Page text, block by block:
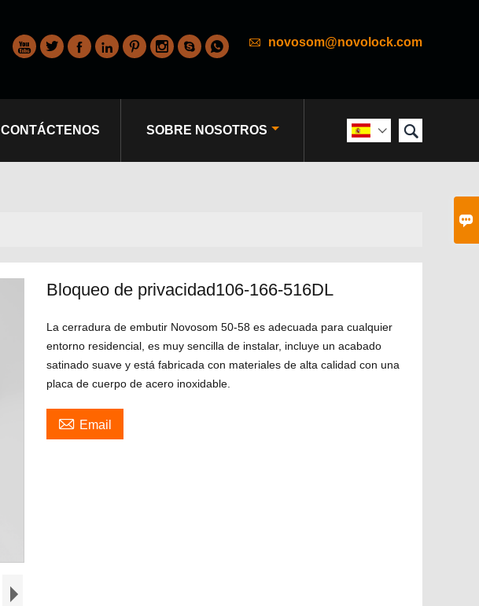

 novosom@novolock.com
       
 
CONTÁCTENOS SOBRE NOSOTROS
Bloqueo de privacidad106-166-516DL
La cerradura de embutir Novosom 50-58 es adecuada para cualquier
entorno residencial, es muy sencilla de instalar, incluye un acabado
satinado suave y está fabricada con materiales de alta calidad con una
placa de cuerpo de acero inoxidable.
 Email